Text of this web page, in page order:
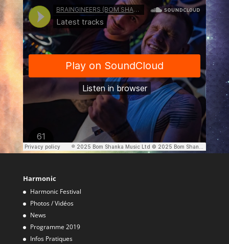
Harmonic
Harmonic Festival
Photos / Vidéos
News
Programme 2019
Infos Pratiques